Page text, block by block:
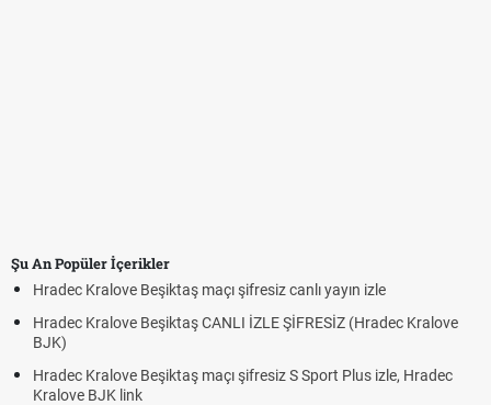
Şu An Popüler İçerikler
Hradec Kralove Beşiktaş maçı şifresiz canlı yayın izle
Hradec Kralove Beşiktaş CANLI İZLE ŞİFRESİZ (Hradec Kralove
BJK)
Hradec Kralove Beşiktaş maçı şifresiz S Sport Plus izle, Hradec
Kralove BJK link